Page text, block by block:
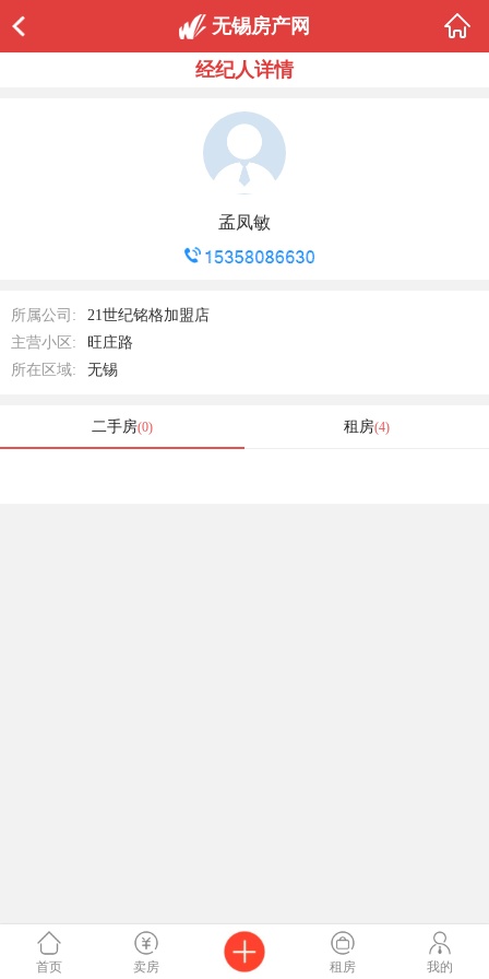
无锡房产网
经纪人详情
孟凤敏
所属公司:
21世纪铭格加盟店
主营小区:
旺庄路
所在区域:
无锡
二手房(0) 租房(4)
首页 卖房 租房 我的